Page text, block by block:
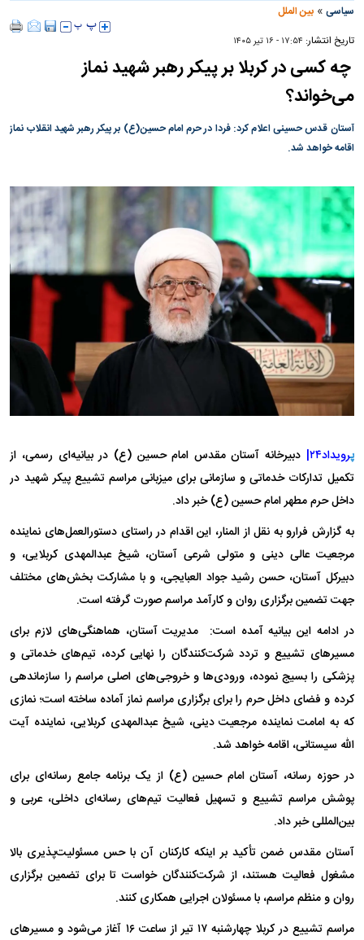
سیاسی »بین الملل
تاریخ انتشار: ۱۷:۵۴ - ۱۶ تير ۱۴۰۵
چه کسی در کربلا بر پیکر رهبر شهید نماز
می‌خواند؟
آستان قدس حسینی اعلام کرد: فردا در حرم امام حسین(ع) بر پیکر رهبر شهید انقلاب نماز
اقامه خواهد شد.
پرویداد۲۴|
دبیرخانه آستان مقدس امام حسین (ع) در بیانیه‌ای رسمی، از
تکمیل تدارکات خدماتی و سازمانی برای میزبانی مراسم تشییع پیکر شهید در
داخل حرم مطهر امام حسین (ع) خبر داد.
به گزارش فرارو به نقل از المنار، این اقدام در راستای دستورالعمل‌های نماینده
مرجعیت عالی دینی و متولی شرعی آستان، شیخ عبدالمهدی کربلایی، و
دبیرکل آستان، حسن رشید جواد العبایجی، و با مشارکت بخش‌های مختلف
جهت تضمین برگزاری روان و کارآمد مراسم صورت گرفته است.
در ادامه این بیانیه آمده است: مدیریت آستان، هماهنگی‌های لازم برای
مسیرهای تشییع و تردد شرکت‌کنندگان را نهایی کرده، تیم‌های خدماتی و
پزشکی را بسیج نموده، ورودی‌ها و خروجی‌های اصلی مراسم را سازماندهی
کرده و فضای داخل حرم را برای برگزاری مراسم نماز آماده ساخته است؛ نمازی
که به امامت نماینده مرجعیت دینی، شیخ عبدالمهدی کربلایی، نماینده آیت
الله سیستانی، اقامه خواهد شد.
در حوزه رسانه، آستان امام حسین (ع) از یک برنامه جامع رسانه‌ای برای
پوشش مراسم تشییع و تسهیل فعالیت تیم‌های رسانه‌ای داخلی، عربی و
بین‌المللی خبر داد.
آستان مقدس ضمن تأکید بر اینکه کارکنان آن با حس مسئولیت‌پذیری بالا
مشغول فعالیت هستند، از شرکت‌کنندگان خواست تا برای تضمین برگزاری
روان و منظم مراسم، با مسئولان اجرایی همکاری کنند.
مراسم تشییع در کربلا چهارشنبه ۱۷ تیر از ساعت ۱۶ آغاز می‌شود و مسیرهای